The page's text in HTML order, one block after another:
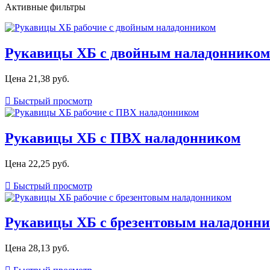
Активные фильтры
Рукавицы ХБ с двойным наладонником
Цена 21,38 руб.
 Быстрый просмотр
Рукавицы ХБ с ПВХ наладонником
Цена 22,25 руб.
 Быстрый просмотр
Рукавицы ХБ с брезентовым
Цена 28,13 руб.